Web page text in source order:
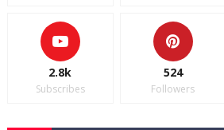
2.8k
Subscribes
524
Followers